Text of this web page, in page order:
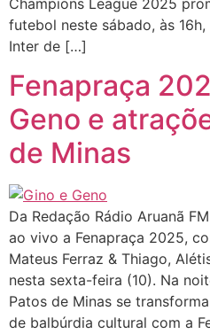
futebol neste sábado, às
Inter de […]
Fenapraça
Geno e
de Minas
Da Redação Rádio Aruanã
ao vivo a Fenapraça 2025,
Mateus Ferraz & Thiago,
nesta sexta-feira (10). Na
Patos de Minas se
de balbúrdia cultural com a